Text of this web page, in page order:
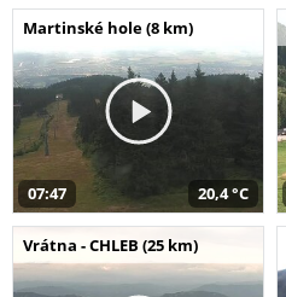
Martinské hole (8 km)
07:47 20,4 °C
Vrátna - CHLEB (25 km)